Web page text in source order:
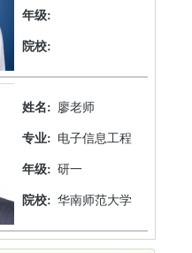
年级:
院校:
姓名: 廖老师
专业: 电子信息工程
年级: 研一
院校: 华南师范大学